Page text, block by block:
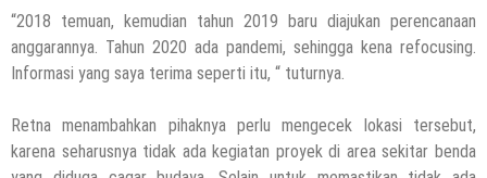
“2018 temuan, kemudian tahun 2019 baru diajukan perencanaan
anggarannya. Tahun 2020 ada pandemi, sehingga kena refocusing.
Informasi yang saya terima seperti itu, “ tuturnya.
Retna menambahkan pihaknya perlu mengecek lokasi tersebut,
karena seharusnya tidak ada kegiatan proyek di area sekitar benda